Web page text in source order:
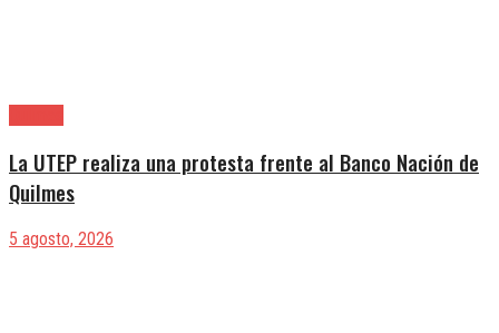
La UTEP realiza una protesta frente al Banco Nación de
Quilmes
5 agosto, 2026